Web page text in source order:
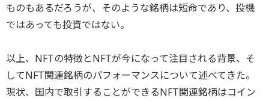
ものもあるだろうが、そのような銘柄は短命であり、投機
ではあっても投資ではない。
以上、NFTの特徴とNFTが今になって注目される背景、そ
してNFT関連銘柄のパフォーマンスについて述べてきた。
現状、国内で取引することができるNFT関連銘柄はコイン